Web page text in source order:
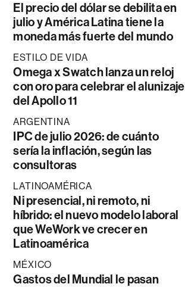
El precio del dólar se debilita en
julio y América Latina tiene la
moneda más fuerte del mundo
ESTILO DE VIDA
Omega x Swatch lanza un reloj
con oro para celebrar el alunizaje
del Apollo 11
ARGENTINA
IPC de julio 2026: de cuánto
sería la inflación, según las
consultoras
LATINOAMÉRICA
Ni presencial, ni remoto, ni
híbrido: el nuevo modelo laboral
que WeWork ve crecer en
Latinoamérica
MÉXICO
Gastos del Mundial le pasan